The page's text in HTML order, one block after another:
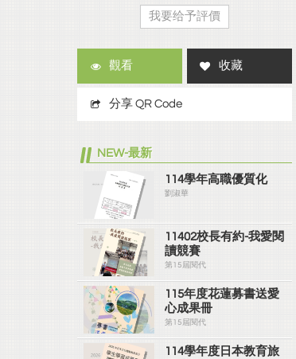
我要给予評價
觀看 收藏
分享 QR Code
NEW-最新
114學年高職優質化
劉淑華
11402校長有約-我愛閱
讀競賽
第15屆閱代
115年度花蓮募書送愛
心成果冊
第15屆閱代
114學年度日本教育旅